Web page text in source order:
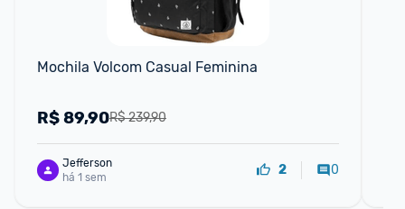
Mochila Volcom Casual Feminina
R$ 239,90
R$89,90
Jefferson
há 1 sem
2 0